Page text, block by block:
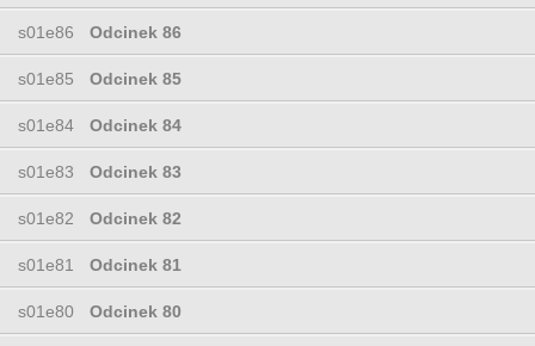
s01e86 Odcinek 86
s01e85 Odcinek 85
s01e84 Odcinek 84
s01e83 Odcinek 83
s01e82 Odcinek 82
s01e81 Odcinek 81
s01e80 Odcinek 80